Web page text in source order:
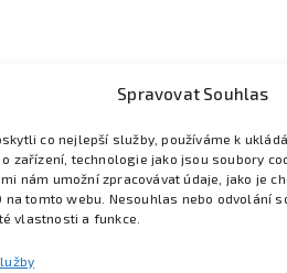
Spravovat Souhlas
co nejlepší služby, používáme k
zařízení, technologie jako jsou soubory
nám umožní zpracovávat údaje, jako je
na tomto webu. Nesouhlas nebo odvolání
vlastnosti a funkce.